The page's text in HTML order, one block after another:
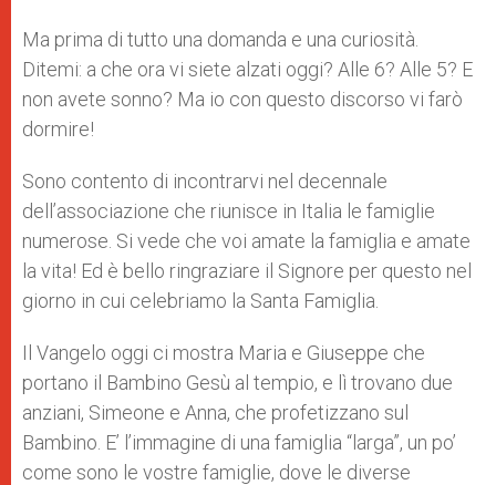
Ma prima di tutto una domanda e una curiosità.
Ditemi: a che ora vi siete alzati oggi? Alle 6? Alle 5? E
non avete sonno? Ma io con questo discorso vi farò
dormire!
Sono contento di incontrarvi nel decennale
dell’associazione che riunisce in Italia le famiglie
numerose. Si vede che voi amate la famiglia e amate
la vita! Ed è bello ringraziare il Signore per questo nel
giorno in cui celebriamo la Santa Famiglia.
Il Vangelo oggi ci mostra Maria e Giuseppe che
portano il Bambino Gesù al tempio, e lì trovano due
anziani, Simeone e Anna, che profetizzano sul
Bambino. E’ l’immagine di una famiglia “larga”, un po’
come sono le vostre famiglie, dove le diverse